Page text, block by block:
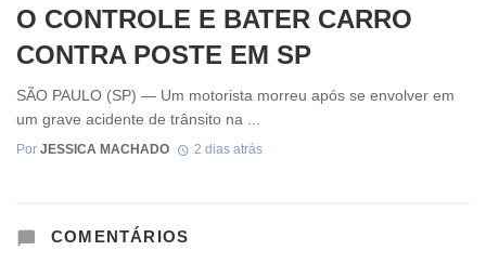
O CONTROLE E BATER CARRO
CONTRA POSTE EM SP
SÃO PAULO (SP) — Um motorista morreu após se envolver em
um grave acidente de trânsito na ...
Por JESSICA MACHADO 2 dias atrás
COMENTÁRIOS